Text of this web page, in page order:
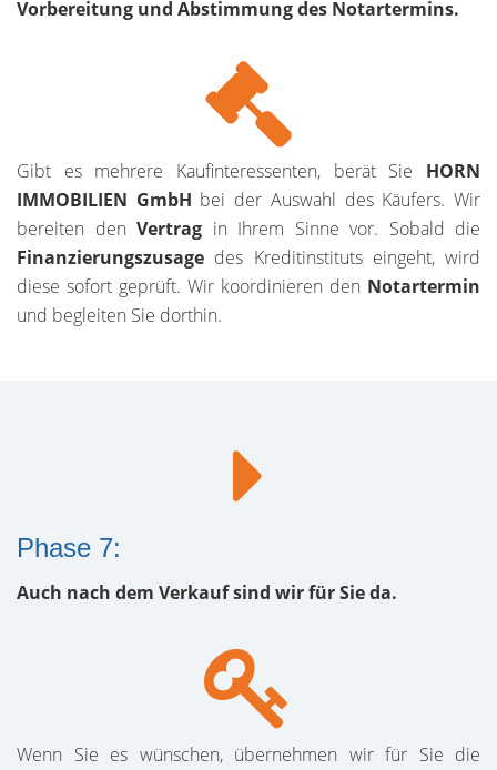
Vorbereitung und Abstimmung des Notartermins.
Gibt es mehrere Kaufinteressenten, berät Sie HORN
IMMOBILIEN GmbH bei der Auswahl des Käufers. Wir
bereiten den Vertrag in Ihrem Sinne vor. Sobald die
Finanzierungszusage des Kreditinstituts eingeht, wird
diese sofort geprüft. Wir koordinieren den Notartermin
und begleiten Sie dorthin.
Phase 7:
Auch nach dem Verkauf sind wir für Sie da.
Wenn Sie es wünschen, übernehmen wir für Sie die